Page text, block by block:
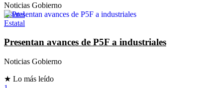
Noticias Gobierno
Estatal
Estatal
Presentan avances de P5F a industriales
Noticias Gobierno
★ Lo más leído